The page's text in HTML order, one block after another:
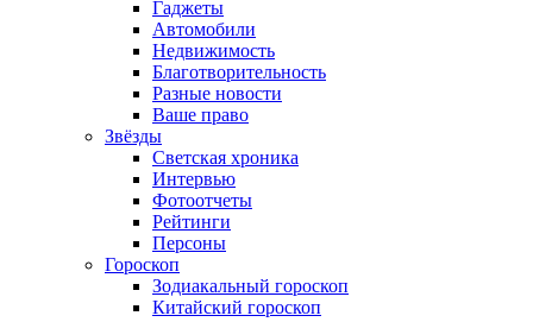
Гаджеты
Автомобили
Недвижимость
Благотворительность
Разные новости
Ваше право
Звёзды
Светская хроника
Интервью
Фотоотчеты
Рейтинги
Персоны
Гороскоп
Зодиакальный гороскоп
Китайский гороскоп